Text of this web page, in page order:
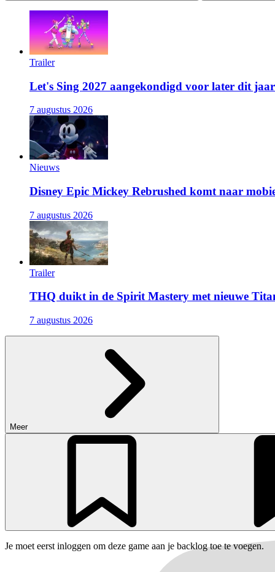
Trailer
Let's Sing 2027 aangekondigd voor later dit jaar
7 augustus 2026
Nieuws
Disney Epic Mickey Rebrushed komt naar
7 augustus 2026
Trailer
THQ duikt in de Spirit Mastery met nieuwe
7 augustus 2026
Meer
Je moet eerst inloggen om deze game aan je backlog toe te voegen.